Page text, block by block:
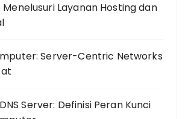
Menelusuri Layanan Hosting dan
Server-Centric Networks
Server: Definisi Peran Kunci